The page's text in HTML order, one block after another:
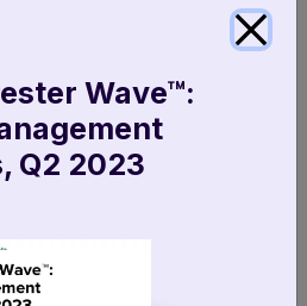
dans
pour
Wave™:
Q2 2023